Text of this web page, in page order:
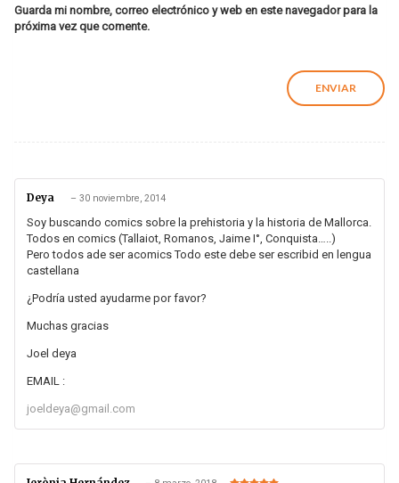
Guarda mi nombre, correo electrónico y web en este navegador para la
próxima vez que comente.
Deya – 30 noviembre, 2014
Soy buscando comics sobre la prehistoria y la historia de Mallorca.
Todos en comics (Tallaiot, Romanos, Jaime I°, Conquista…..)
Pero todos ade ser acomics Todo este debe ser escribid en lengua
castellana
¿Podría usted ayudarme por favor?
Muchas gracias
Joel deya
EMAIL :
joeldeya@gmail.com